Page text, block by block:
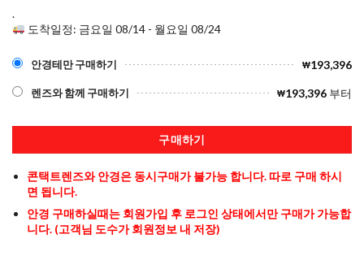
.
도착일정: 금요일 08/14 - 월요일 08/24
안경테만 구매하기 ₩193,396
렌즈와 함께 구매하기 ₩193,396 부터
구매하기
콘택트렌즈와 안경은 동시구매가 불가능 합니다. 따로 구매 하시
면 됩니다.
안경 구매하실때는 회원가입 후 로그인 상태에서만 구매가 가능합
니다. (고객님 도수가 회원정보 내 저장)